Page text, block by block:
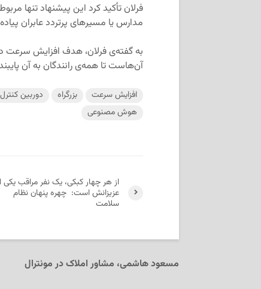
فرلان تأکید کرد این پیشنهاد تنها
مدارس یا مسیرهای پرتردد عابران
به گفته‌ی فرلان، هدف افزایش سرعت
آن‌هاست تا همه‌ی رانندگان به آن
افزایش سرعت بزرگراه دوربین
هوش مصنوعی
از هر چهار کبکی، یک نفر مراقب یکی
عزیزانش است: چهره پنهان نظام
سلامت
مسعود هاشمی، مشاور املاک در مونترال